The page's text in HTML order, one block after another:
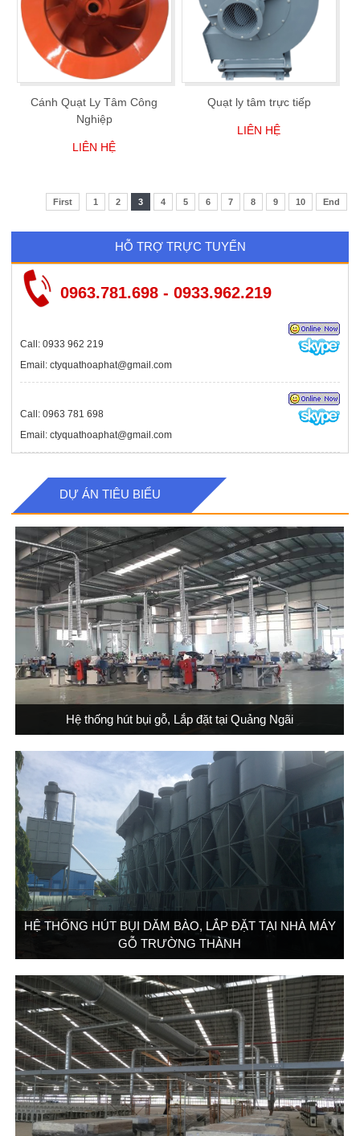
Cánh Quạt Ly Tâm Công
Nghiệp
LIÊN HỆ
Quạt ly tâm trực tiếp
LIÊN HỆ
First 1 2 3 4 5 6 7 8 9 10 End
HỖ TRỢ TRỰC TUYẾN
0963.781.698 - 0933.962.219
Call: 0933 962 219
Email: ctyquathoaphat@gmail.com
Call: 0963 781 698
Email: ctyquathoaphat@gmail.com
DỰ ÁN TIÊU BIỂU
Hệ thống hút bụi gỗ, Lắp đặt tại Quảng Ngãi
HỆ THỐNG HÚT BỤI DĂM BÀO, LẮP ĐẶT TẠI NHÀ MÁY
GỖ TRƯỜNG THÀNH